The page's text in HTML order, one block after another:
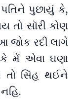
પુછાયું કે,
તો સૉરી કોણ
રદી લાગે
મેં એવા ઘણા
તો સિંહ થઈને